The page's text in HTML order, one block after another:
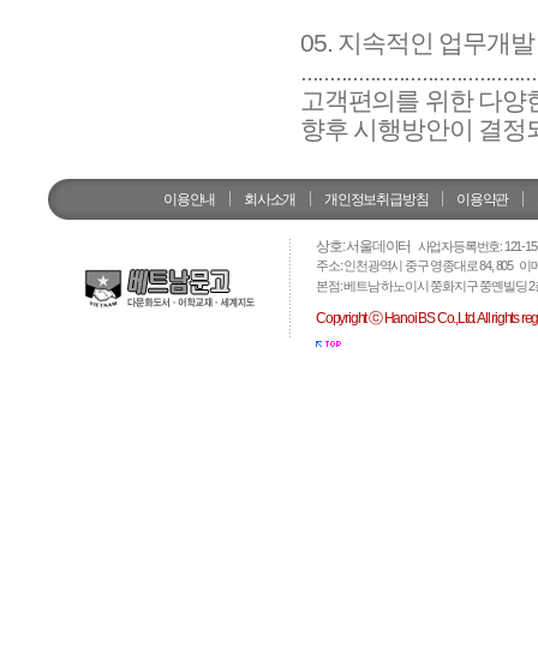
05. 지속적인 업무개발
고객편의를 위한 다양
향후 시행방안이 결정
이용안내 회사소개 개인정보취급방침 이용약관
상호: 서울데이터
사업자등록번호: 121-
주소: 인천광역시 중구 영종대로 84, 805 이
본점: 베트남 하노이시 쭝화지구 쭝옌빌딩 2
Copyright ⓒ Hanoi BS Co.,Ltd. All rights